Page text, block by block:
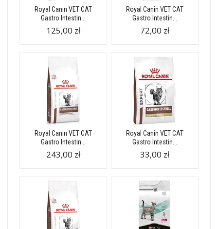
Royal Canin VET CAT
Gastro Intestin...
125,00 zł
Royal Canin VET CAT
Gastro Intestin...
72,00 zł
Royal Canin VET CAT
Gastro Intestin...
243,00 zł
Royal Canin VET CAT
Gastro Intestin...
33,00 zł